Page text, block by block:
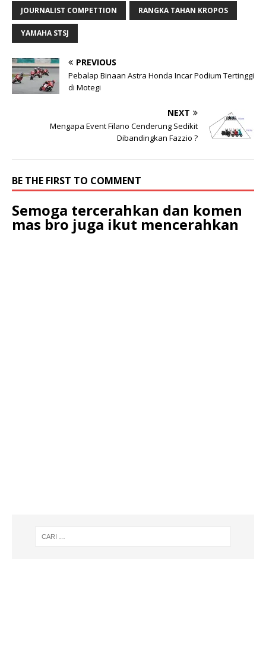
produk yang dijual di
pasaran cenderung
merugikan. Karena si
penjual harus bersiap
mengenai produk
barangnya dari konsumen
yang merasa dirugikan.
JOURNALIST COMPETTION RANGKA TAHAN KROPOS
YAMAHA STSJ
PREVIOUS
Pebalap Binaan Astra Honda Incar Podium Tertinggi
di Motegi
NEXT
Mengapa Event Filano Cenderung Sedikit
Dibandingkan Fazzio ?
BE THE FIRST TO COMMENT
Semoga tercerahkan dan komen
mas bro juga ikut mencerahkan